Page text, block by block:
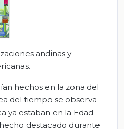
andinas y
hechos en la zona del
del tiempo se observa
ya estaban en la Edad
destacado durante